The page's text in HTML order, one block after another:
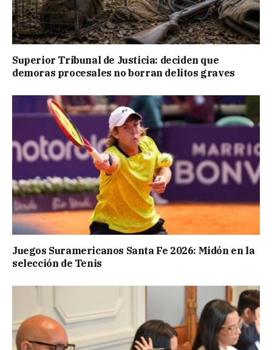
Superior Tribunal de Justicia: deciden que
demoras procesales no borran delitos graves
Juegos Suramericanos Santa Fe 2026: Midón en la
selección de Tenis